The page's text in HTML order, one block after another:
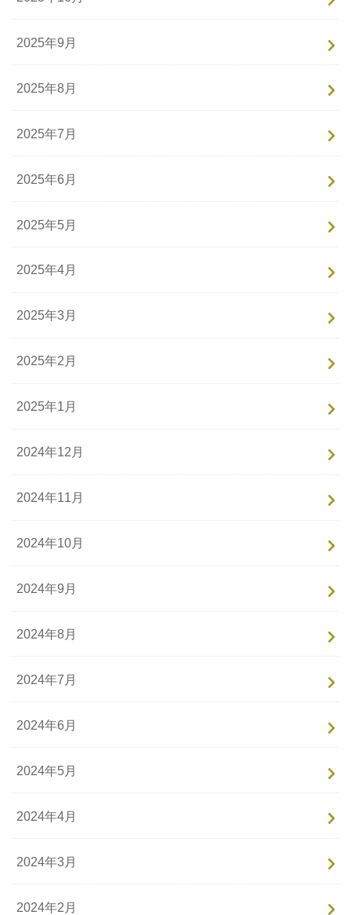
2025年9月
2025年8月
2025年7月
2025年6月
2025年5月
2025年4月
2025年3月
2025年2月
2025年1月
2024年12月
2024年11月
2024年10月
2024年9月
2024年8月
2024年7月
2024年6月
2024年5月
2024年4月
2024年3月
2024年2月